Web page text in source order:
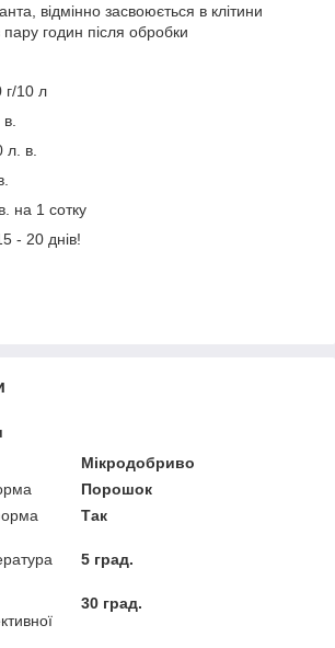
відмінно засвоюється в клітини
годин після обробки
г/10 л
л. в.
на 1 сотку
- 20 днів!
Мікродобриво
Порошок
Так
5 град.
30 град.